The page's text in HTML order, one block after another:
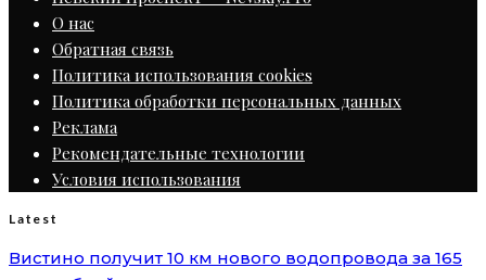
О нас
Обратная связь
Политика использования cookies
Политика обработки персональных данных
Реклама
Рекомендательные технологии
Условия использования
Latest
Вистино получит 10 км нового водопровода за 165